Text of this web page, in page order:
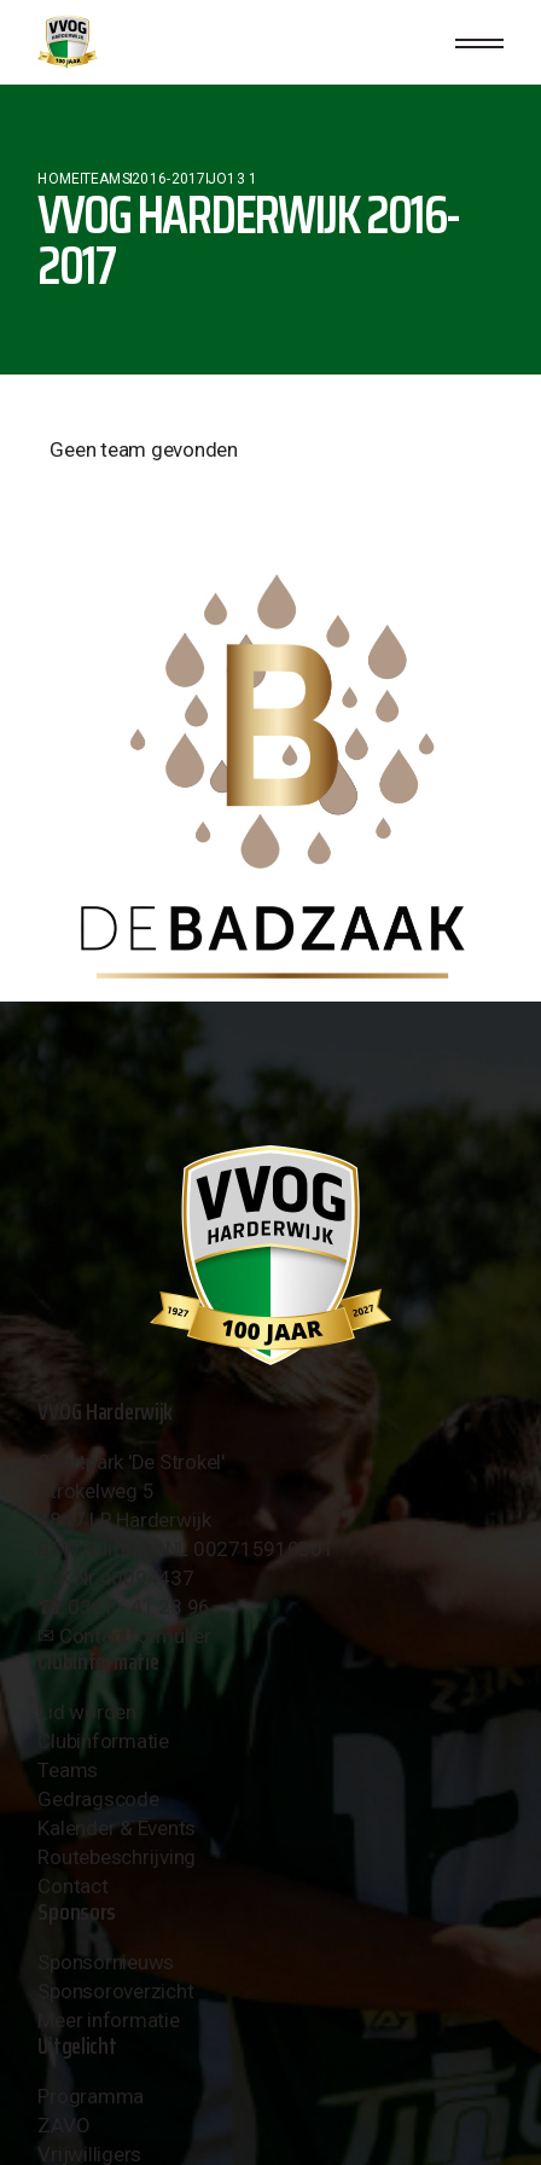
HOMETEAMS2016-2017 JO13 1
VVOG HARDERWIJK 2016-
2017
Geen team gevonden
VVOG Harderwijk
Sportpark 'De Strokel'
Strokelweg 5
3847 LR Harderwijk
BTW Nummer NL 002715910B01
KvK Nr 40094437
☎︎ 0341 - 41 28 96
✉︎ Contactformulier
Clubinformatie
Lid worden
Clubinformatie
Teams
Gedragscode
Kalender & Events
Routebeschrijving
Contact
Sponsors
Sponsornieuws
Sponsoroverzicht
Meer informatie
Uitgelicht
Programma
ZAVO
Vrijwilligers